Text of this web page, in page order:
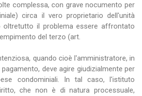
complessa, con grave nocumento per
circa il vero proprietario dell'unità
oltretutto il problema essere affrontato
del terzo (art.
quando cioè l'amministratore, in
deve agire giudizialmente per
condominiali. In tal caso, l'istituto
che non è di natura processuale,